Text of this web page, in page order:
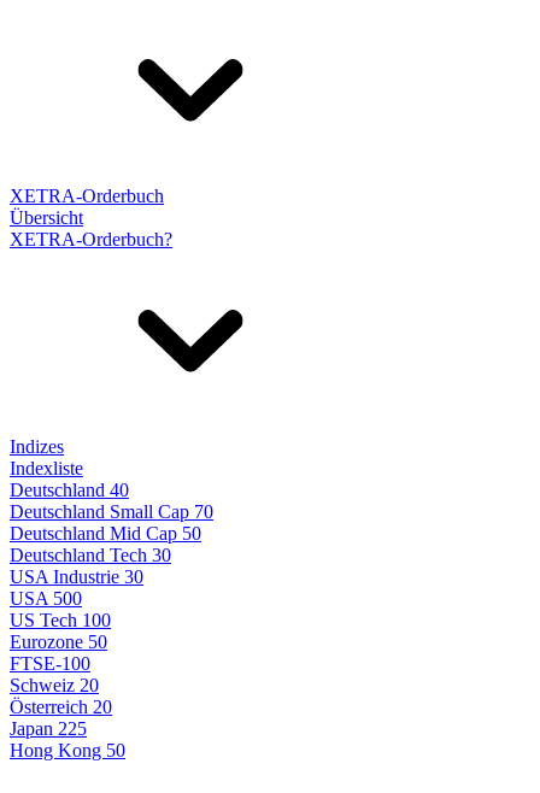
XETRA-Orderbuch
Übersicht
XETRA-Orderbuch?
Indizes
Indexliste
Deutschland 40
Deutschland Small Cap 70
Deutschland Mid Cap 50
Deutschland Tech 30
USA Industrie 30
USA 500
US Tech 100
Eurozone 50
FTSE-100
Schweiz 20
Österreich 20
Japan 225
Hong Kong 50